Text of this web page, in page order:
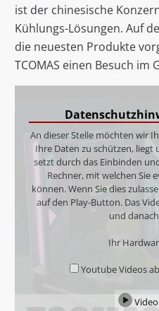
ist der chinesische
Kühlungs-Lösungen. Auf
die neuesten Produkte
TCOMAS einen Besuch
An dieser Stelle möchten wir
Ihre Daten zu schützen, liegt
setzt durch das Einbinden
Rechner, mit welchen Sie
können. Wenn Sie dies
auf den Play-Button. Das
und
Ihr
Youtube Videos
Video